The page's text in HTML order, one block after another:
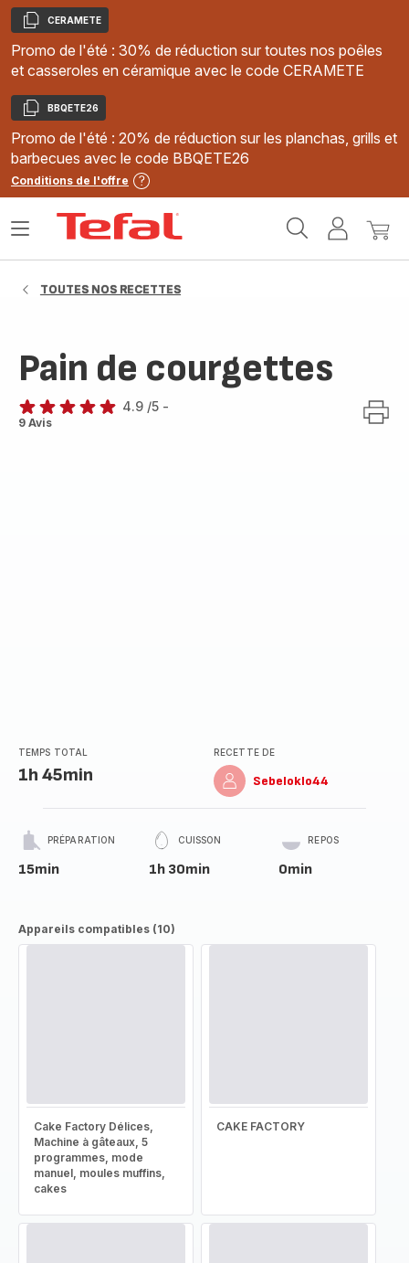
Copier
CERAMETE
Promo de l'été : 30% de réduction sur toutes nos poêles
et casseroles en céramique avec le code CERAMETE
Copier
BBQETE26
Promo de l'été : 20% de réduction sur les planchas, grills et
barbecues avec le code BBQETE26
Conditions de l'offre
MonMon
Ouvrir
TOUTES NOS RECETTES
Pain de courgettes
ratings.4.9
4.9 /5 -
9 Avis
TEMPS TOTAL
1h 45min
RECETTE DE
Sebeloklo44
PRÉPARATION
15min
CUISSON
1h 30min
REPOS
0min
Appareils compatibles (10)
Cake Factory Délices,
Machine à gâteaux, 5
programmes, mode
manuel, moules muffins,
cakes
CAKE FACTORY